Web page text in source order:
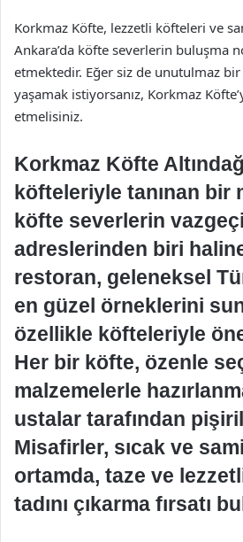
Korkmaz Köfte, lezzetli köfteleri ve
Ankara’da köfte severlerin buluşma
etmektedir. Eğer siz de unutulmaz
yaşamak istiyorsanız, Korkmaz
etmelisiniz.
Korkmaz Köfte
köfteleriyle tanınan bir
köfte severlerin
adreslerinden biri
restoran, geleneksel
en güzel örneklerini
özellikle köfteleriyle
Her bir köfte, özenle
malzemelerle
ustalar tarafından
Misafirler, sıcak ve
ortamda, taze ve
tadını çıkarma fırsatı